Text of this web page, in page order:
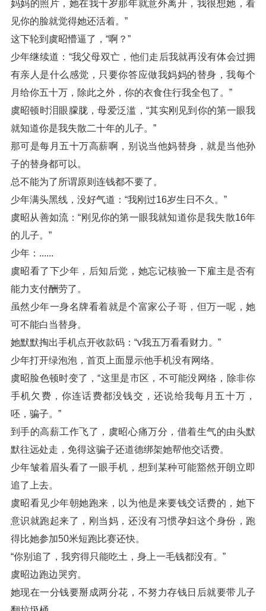
妈妈的照片，她在我十岁那年就意外离开，我很想她，看
见你的脸就觉得她还活着。”
这下轮到虞昭懵逼了，“啊？”
少年继续道：“我父母双亡，他们走后我就再没有体会过拥
有亲人是什么感觉，只要你答应做我妈妈的替身，我每个
月给你五十万，除此之外，你的衣食住行我全包了。”
虞昭顿时泪眼朦胧，母爱泛滥，“其实刚见到你的第一眼我
就知道你是我失散二十年的儿子。”
那可是每月五十万高薪啊，别说当他妈替身，就是当他孙
子的替身都可以。
总不能为了所谓原则连钱都不要了。
少年满头黑线，没好气道：“我刚过16岁生日不久。”
虞昭从善如流：“刚见你的第一眼我就知道你是我失散16年
的儿子。”
少年：......
虞昭看了下少年，后知后觉，她忘记核验一下雇主是否有
能力支付酬劳了。
虽然少年一身名牌看着就是个富家公子哥，但万一呢，她
可不能白当替身。
她默默掏出手机点开收款码：“v我五万看看财力。”
少年打开绿泡泡，首页上面显示他手机没有网络。
虞昭脸色顿时变了，“这里是市区，不可能没网络，除非你
手机欠费，你连话费都没钱交，还说给我每月五十万，
呸，骗子。”
到手的高薪工作飞了，虞昭心痛万分，借着生气的由头默
默往远处走，免得这骗子还道德绑架她帮他交话费。
少年皱着眉头看了一眼手机，想到某种可能豁然开朗立即
追了上去。
虞昭看见少年朝她跑来，以为他是来要钱交话费的，她下
意识就跑起来了，刚当妈，还没有习惯孕妇这个身份，跑
得比她参加50米短跑比赛还快。
“你别追了，我穷得只能吃土，身上一毛钱都没有。”
虞昭边跑边哭穷。
她现在一分钱要掰成两分花，不努力存钱日后就要带儿子